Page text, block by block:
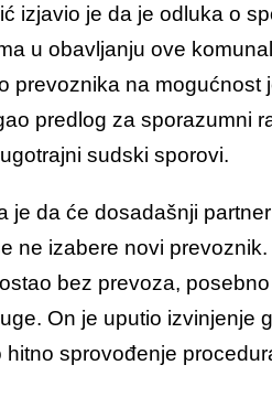
izjavio je da je odluka o
u obavljanju ove
prevoznika na mogućnost
predlog za sporazumni
sudski sporovi.
je da će dosadašnji
ne izabere novi
bez prevoza,
On je uputio izvinjenje
sprovođenje